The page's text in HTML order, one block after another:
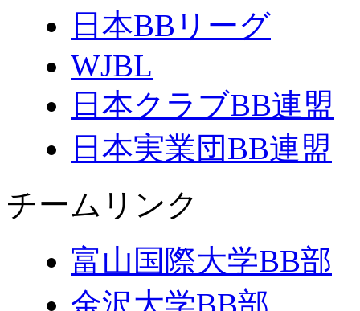
日本BBリーグ
WJBL
日本クラブBB連盟
日本実業団BB連盟
チームリンク
富山国際大学BB部
金沢大学BB部